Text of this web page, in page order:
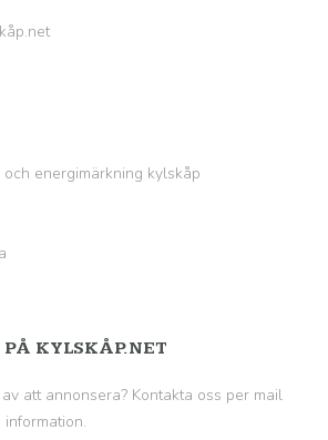
energimärkning kylskåp
KYLSKÅP.NET
att annonsera? Kontakta oss per mail